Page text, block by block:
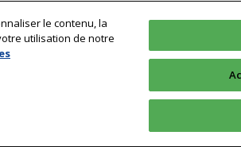
& Recherche Profession Formation &
le contenu, la
utilisation de notre